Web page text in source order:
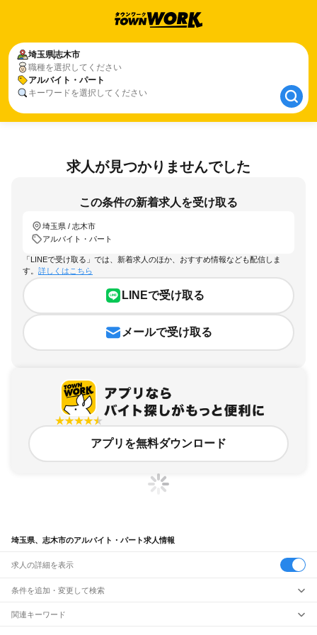
埼玉県志木市
職種を選択してください
アルバイト・パート
キーワードを選択してください
埼玉県志木市
アルバイト・パート
求人が見つかりませんでした
この条件の新着求人を受け取る
埼玉県 / 志木市
アルバイト・パート
「LINEで受け取る」では、新着求人のほか、おすすめ情報なども配信しま
す。 詳しくはこちら
LINEで受け取る
メールで受け取る
アプリを無料ダウンロード
埼玉県、志木市のアルバイト・パート求人情報
求人の詳細を表示
条件を追加・変更して検索
市区町村を追加・変更
関連キーワード